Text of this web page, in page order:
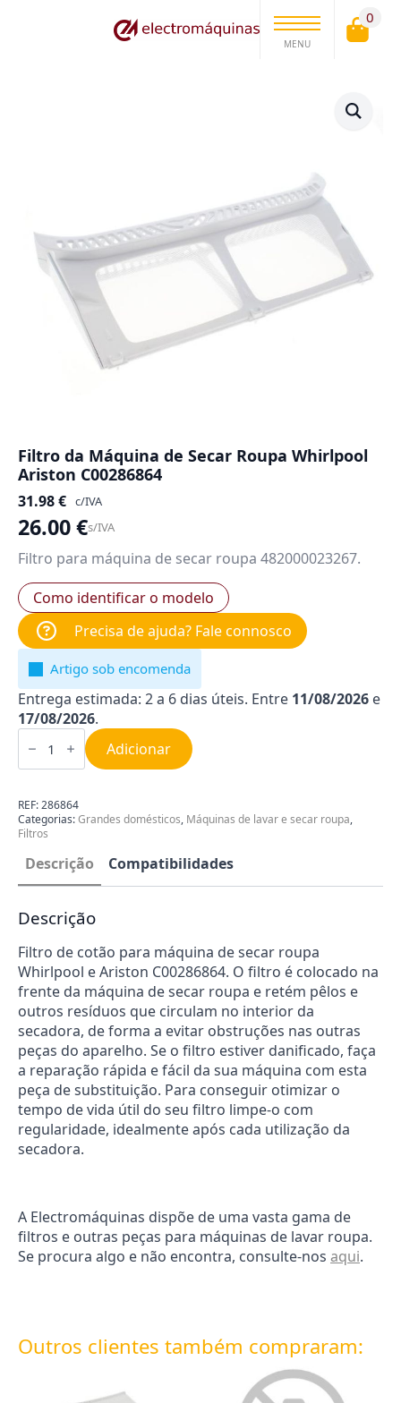
MENU
0
Filtro da Máquina de Secar Roupa Whirlpool
Ariston C00286864
31.98€ c/IVA
26.00€s/IVA
Filtro para máquina de secar roupa 482000023267.
Como identificar o modelo
Precisa de ajuda? Fale connosco
Artigo sob encomenda
Entrega estimada: 2 a 6 dias úteis. Entre 11/08/2026 e
17/08/2026.
Quantidade
de
da
de
Secar
Roupa
Whirlpool
Ariston
C00286864
Adicionar
REF:286864
Categorias:Grandes domésticos, Máquinas de lavar e secar roupa,
Filtros
Descrição Compatibilidades
Descrição
Filtro de cotão para máquina de secar roupa
Whirlpool e Ariston C00286864. O filtro é colocado na
frente da máquina de secar roupa e retém pêlos e
outros resíduos que circulam no interior da
secadora, de forma a evitar obstruções nas outras
peças do aparelho. Se o filtro estiver danificado, faça
a reparação rápida e fácil da sua máquina com esta
peça de substituição. Para conseguir otimizar o
tempo de vida útil do seu filtro limpe-o com
regularidade, idealmente após cada utilização da
secadora.
A Electromáquinas dispõe de uma vasta gama de
filtros e outras peças para máquinas de lavar roupa.
Se procura algo e não encontra, consulte-nos aqui.
Outros clientes também compraram: